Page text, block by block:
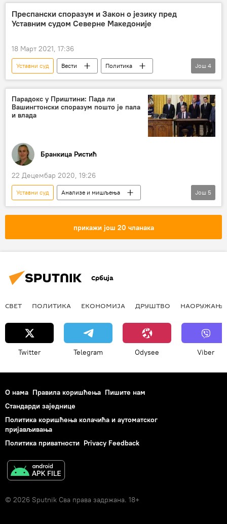
Косово и Метохија (КиМ)
Преспански споразум и Закон о језику пред
Уставним судом Северне Македоније
18 Март 2021, 17:36
Уставни суд Вести
Политика
Свет
Преспански споразум
Северна Македонија
Регион
Још 4
Парадокс у Приштини: Пада ли
Вашингтонски споразум пошто је пала
и влада
Бранкица Ристић
22 Децембар 2020, 19:26
Уставни суд
Анализе и мишљења
Авдулах Хоти
Вашингтон
одлука
Још 5
прикажи још 20 чланака
Србија
СВЕТ ПОЛИТИКА ЕКОНОМИЈА ДРУШТВО НАОРУЖАЊЕ
Twitter Telegram Odysee Viber
О нама Правила коришћења Пишите нам
Стандарди заједнице
Политика коришћења колачића и аутоматског
пријављивања
Политика приватности Privacy Feedback
© 2026 Sputnik Сва права задржана. 18+